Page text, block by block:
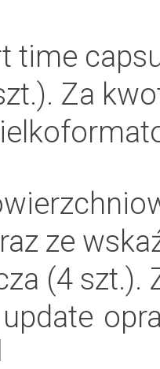
time
Za
ze
(4 szt.).